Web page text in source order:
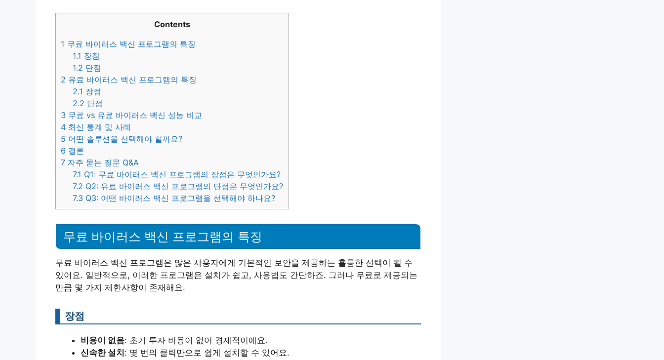
Contents
1 무료 바이러스 백신 프로그램의 특징
1.1 장점
1.2 단점
2 유료 바이러스 백신 프로그램의 특징
2.1 장점
2.2 단점
3 무료 vs 유료 바이러스 백신 성능 비교
4 최신 통계 및 사례
5 어떤 솔루션을 선택해야 할까요?
6 결론
7 자주 묻는 질문 Q&A
7.1 Q1: 무료 바이러스 백신 프로그램의 장점은 무엇인가요?
7.2 Q2: 유료 바이러스 백신 프로그램의 단점은 무엇인가요?
7.3 Q3: 어떤 바이러스 백신 프로그램을 선택해야 하나요?
무료 바이러스 백신 프로그램의 특징
무료 바이러스 백신 프로그램은 많은 사용자에게 기본적인 보안을 제공하는 훌륭한 선택이 될 수
있어요. 일반적으로, 이러한 프로그램은 설치가 쉽고, 사용법도 간단하죠. 그러나 무료로 제공되는
만큼 몇 가지 제한사항이 존재해요.
장점
비용이 없음: 초기 투자 비용이 없어 경제적이에요.
신속한 설치: 몇 번의 클릭만으로 쉽게 설치할 수 있어요.